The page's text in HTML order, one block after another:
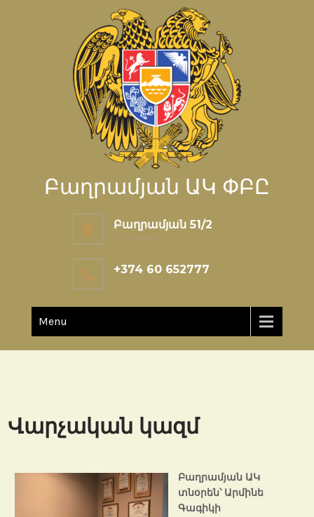
Բաղրամյան ԱԿ ՓԲԸ
Բաղրամյան 51/2
ք. Երևան
+374 60 652777
Menu
Վարչական կազմ
Բաղրամյան ԱԿ
տնօրեն՝ Արմինե
Գագիկի